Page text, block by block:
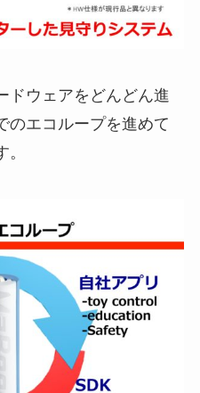
ドウェアをどんどん進
のエコループを進めて